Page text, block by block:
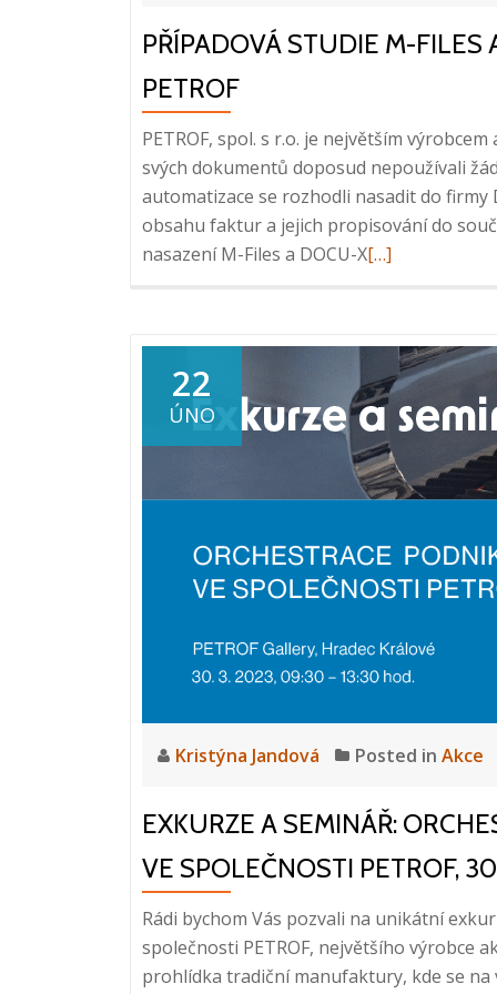
PŘÍPADOVÁ STUDIE M-FILES
PETROF
PETROF, spol. s r.o. je největším
svých dokumentů doposud nepoužívali
automatizace se rozhodli nasadit do
obsahu faktur a jejich propisování do
nasazení M-Files a DOCU-XRead
studie
M-
Files
a
DOCU-
OCR
ve
společnosti
[…]
22
ÚNO
Kristýna Jandová Posted in Akce
EXKURZE A SEMINÁŘ:
VE SPOLEČNOSTI PETROF,
Rádi bychom Vás pozvali na unikátní
společnosti PETROF, největšího výrobce
prohlídka tradiční manufaktury, kde se